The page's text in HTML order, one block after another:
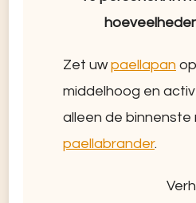
Zet uwpaellapan
middelhoog en
alleen de binnenste
paellabrander.